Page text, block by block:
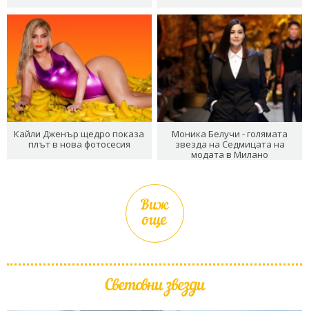
Кайли Дженър щедро показа
плът в нова фотосесия
Моника Белучи - голямата
звезда на Седмицата на
модата в Милано
Виж
още
Световни звезди